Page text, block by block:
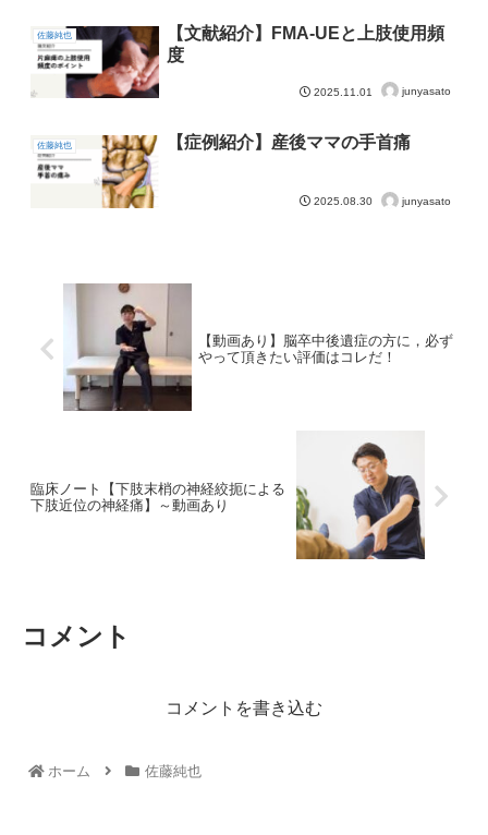
佐藤純也
【文献紹介】FMA-UEと上肢使用頻
度
2025.11.01 junyasato
佐藤純也 【症例紹介】産後ママの手首痛
2025.08.30 junyasato
【動画あり】脳卒中後遺症の方に，必ず
やって頂きたい評価はコレだ！
臨床ノート【下肢末梢の神経絞扼による
下肢近位の神経痛】～動画あり
コメント
コメントを書き込む
ホーム 佐藤純也